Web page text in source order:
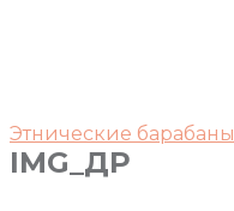
Этнические барабаны
IMG_ДР